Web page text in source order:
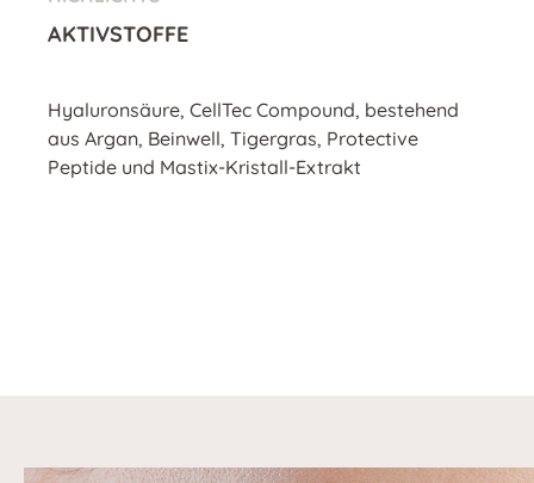
AKTIVSTOFFE
Hyaluronsäure, CellTec Compound, bestehend
aus Argan, Beinwell, Tigergras, Protective
Peptide und Mastix-Kristall-Extrakt